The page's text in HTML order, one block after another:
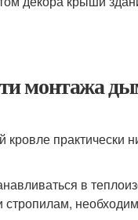
монтажа
практически
в